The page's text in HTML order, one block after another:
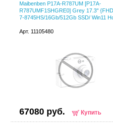
Maibenben P17A-R787UM [P17A-
R787UMF1SHGRE0] Grey 17.3"
7-8745HS/16Gb/512Gb SSD/ Win11
Арт. 11105480
67080 руб. Купить